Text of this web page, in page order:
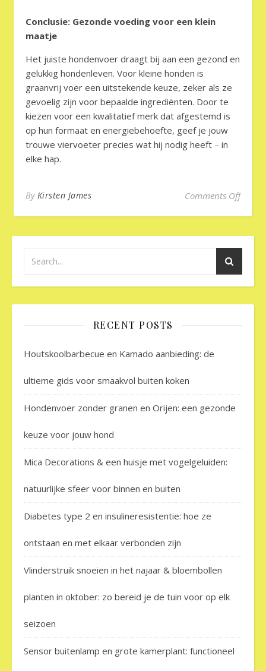
Conclusie: Gezonde voeding voor een klein
maatje
Het juiste hondenvoer draagt bij aan een gezond en
gelukkig hondenleven. Voor kleine honden is
graanvrij voer een uitstekende keuze, zeker als ze
gevoelig zijn voor bepaalde ingrediënten. Door te
kiezen voor een kwalitatief merk dat afgestemd is
op hun formaat en energiebehoefte, geef je jouw
trouwe viervoeter precies wat hij nodig heeft – in
elke hap.
By Kirsten James Comments Offon
RECENT POSTS
Houtskoolbarbecue en Kamado aanbieding: de
ultieme gids voor smaakvol buiten koken
Hondenvoer zonder granen en Orijen: een gezonde
keuze voor jouw hond
Mica Decorations & een huisje met vogelgeluiden:
natuurlijke sfeer voor binnen en buiten
Diabetes type 2 en insulineresistentie: hoe ze
ontstaan en met elkaar verbonden zijn
Vlinderstruik snoeien in het najaar & bloembollen
planten in oktober: zo bereid je de tuin voor op elk
seizoen
Sensor buitenlamp en grote kamerplant: functioneel